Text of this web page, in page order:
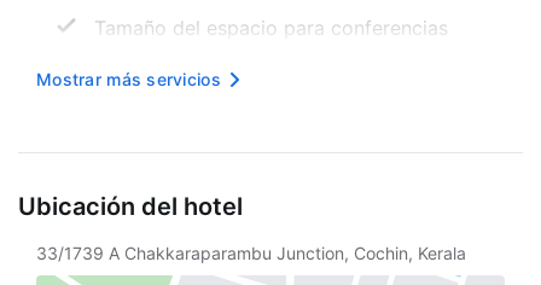
Tamaño del espacio para conferencias
Área designada para fumar
Orientación auditiva
ruedas
Mostrar más servicios
Ubicación del hotel
33/1739 A Chakkaraparambu Junction, Cochin, Kerala